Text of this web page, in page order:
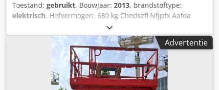
Toestand: gebruikt, Bouwjaar: 2013, brandstoftype:
elektrisch, Hefvermogen: 680 kg Chedszfl Nfjpfx Aafoa
Neem contact op met het gebruikte-machines-centrum
voor meer informatie.
Advertentie